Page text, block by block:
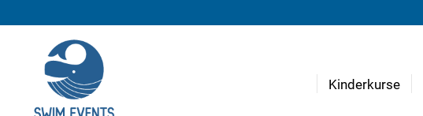
Kinderkurse